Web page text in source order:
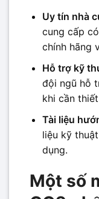
Uy tín nhà
cung cấp
chính hãng
Hỗ trợ kỹ
đội ngũ hỗ
khi cần
Tài liệu
liệu kỹ
dụng.
Một số